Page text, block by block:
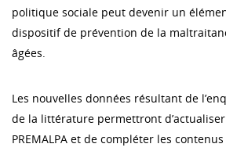
politique sociale peut devenir un
dispositif de prévention de la
âgées.
Les nouvelles données résultant de
de la littérature permettront
PREMALPA et de compléter les